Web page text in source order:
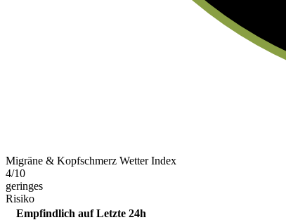
Migräne & Kopfschmerz Wetter Index
4/10
geringes
Risiko
Empfindlich auf Letzte 24h